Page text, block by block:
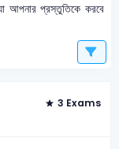
প্রস্তুতিকে করবে
3 Exams